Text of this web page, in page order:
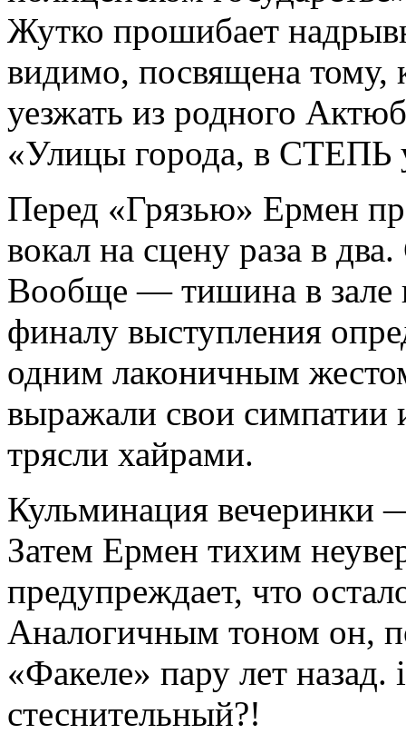
Жутко прошибает
видимо, посвящена тому,
уезжать из родного
«Улицы города, в СТЕПЬ
Перед «Грязью» Ермен
вокал на сцену раза в
Вообще — тишина в зале
финалу выступления
одним лаконичным
выражали свои симпатии
трясли хайрами.
Кульминация вечеринки
Затем Ермен тихим
предупреждает, что
Аналогичным тоном он,
«Факеле» пару лет назад.
стеснительный?!